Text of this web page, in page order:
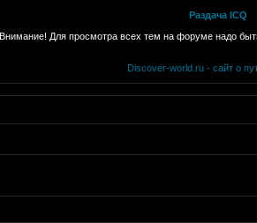
Раздача ICQ
Внимание! Для просмотра всех тем на форуме надо
Discover-world.ru - сайт о